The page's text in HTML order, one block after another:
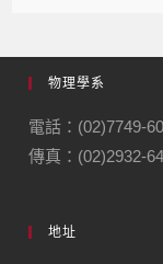
物理學系
電話：(02)7749-
傳真：(02)2932-
地址